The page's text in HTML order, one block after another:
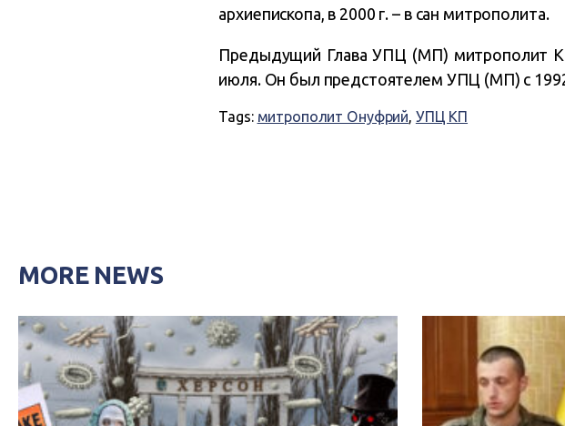
архиепископа, в 2000 г. – в сан митрополита.
Предыдущий Глава УПЦ (МП) митрополит
июля. Он был предстоятелем УПЦ (МП) с
Tags: митрополит Онуфрий, УПЦ КП
MORE NEWS